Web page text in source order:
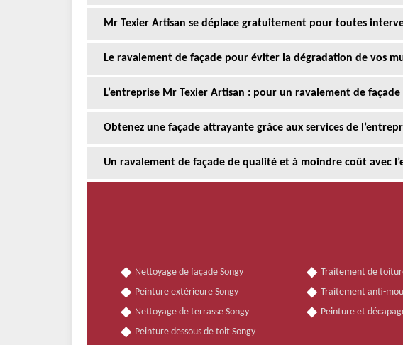
Mr Texier Artisan se déplace gratuitement pour toutes
Le ravalement de façade pour éviter la dégradation de vos
L’entreprise Mr Texier Artisan : pour un ravalement de façade
Obtenez une façade attrayante grâce aux services de
Un ravalement de façade de qualité et à moindre coût avec
Nettoyage de façade Songy
Peinture extérieure Songy
Nettoyage de terrasse Songy
Peinture dessous de toit Songy
Traitement de
Traitement anti-
Peinture et